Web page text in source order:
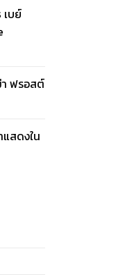
เบย์
า ฟรอสต์
สดงใน